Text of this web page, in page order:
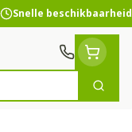
Snelle beschikbaarheid
Zoek